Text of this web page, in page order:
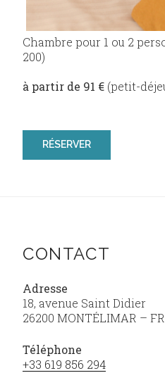
Chambre pour 1 ou 2
200)
à partir de 91 € (petit-
RÉSERVER
CONTACT
Adresse
18, avenue Saint Didier
26200 MONTÉLIMAR –
Téléphone
+33 619 856 294